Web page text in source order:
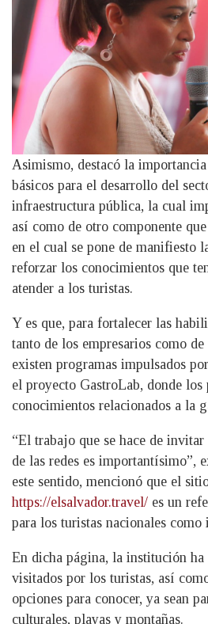
Asimismo, destacó la
básicos para el desarrollo del
infraestructura pública, la cual
así como de otro componente
en el cual se pone de manifiesto
reforzar los conocimientos que
atender a los turistas.
Y es que, para fortalecer las
tanto de los empresarios como de
existen programas impulsados
el proyecto GastroLab, donde los
conocimientos relacionados a la
“El trabajo que se hace de
de las redes es importantísimo”,
este sentido, mencionó que el
https://elsalvador.travel/ es un
para los turistas nacionales como
En dicha página, la institución
visitados por los turistas, así
opciones para conocer, ya sean
culturales, playas y montañas.